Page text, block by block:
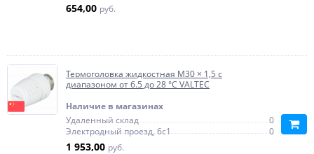
654,00 руб.
Термоголовка жидкостная М30 × 1,5 с
диапазоном от 6.5 до 28 °C VALTEC
Наличие в магазинах
Удаленный склад
0
Электродный проезд, 6с1
0
1 953,00 руб.